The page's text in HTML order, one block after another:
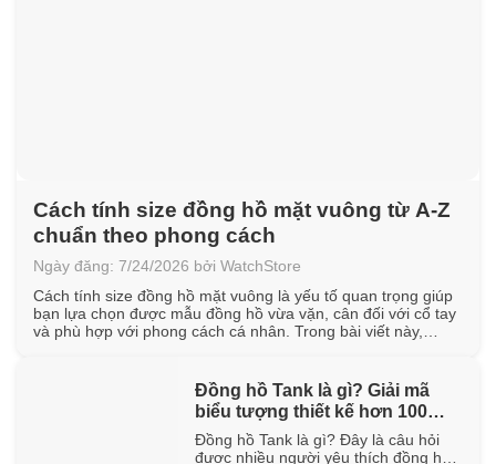
Cách tính size đồng hồ mặt vuông từ A-Z
chuẩn theo phong cách
Ngày đăng: 7/24/2026 bởi WatchStore
Cách tính size đồng hồ mặt vuông là yếu tố quan trọng giúp
bạn lựa chọn được mẫu đồng hồ vừa vặn, cân đối với cổ tay
và phù hợp với phong cách cá nhân. Trong bài viết này,
Đồng hồ Tank là gì? Giải mã
biểu tượng thiết kế hơn 100
năm tuổi
Đồng hồ Tank là gì? Đây là câu hỏi
được nhiều người yêu thích đồng hồ